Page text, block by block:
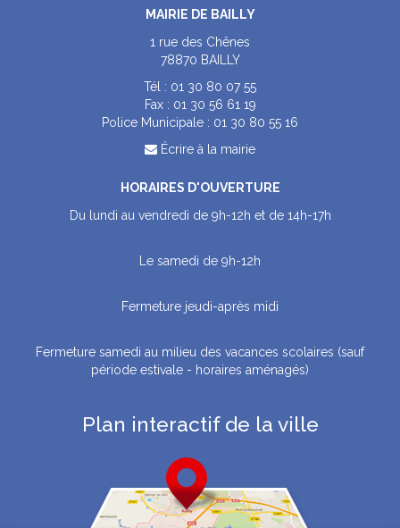
MAIRIE DE BAILLY
1 rue des Chênes
78870 BAILLY
Tél : 01 30 80 07 55
Fax : 01 30 56 61 19
Police Municipale : 01 30 80 55 16
Écrire à la mairie
HORAIRES D'OUVERTURE
Du lundi au vendredi de 9h-12h et de 14h-17h
Le samedi de 9h-12h
Fermeture jeudi-après midi
Fermeture samedi au milieu des vacances scolaires (sauf
période estivale - horaires aménagés)
Plan interactif de la ville